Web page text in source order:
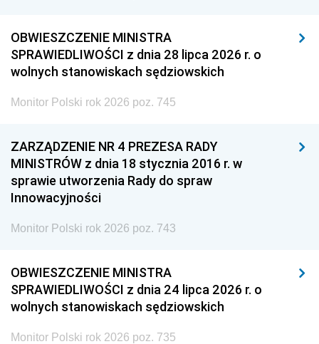
OBWIESZCZENIE MINISTRA
SPRAWIEDLIWOŚCI z dnia 28 lipca 2026 r. o
wolnych stanowiskach sędziowskich
Monitor Polski rok 2026 poz. 745
ZARZĄDZENIE NR 4 PREZESA RADY
MINISTRÓW z dnia 18 stycznia 2016 r. w
sprawie utworzenia Rady do spraw
Innowacyjności
Monitor Polski rok 2026 poz. 743
OBWIESZCZENIE MINISTRA
SPRAWIEDLIWOŚCI z dnia 24 lipca 2026 r. o
wolnych stanowiskach sędziowskich
Monitor Polski rok 2026 poz. 735